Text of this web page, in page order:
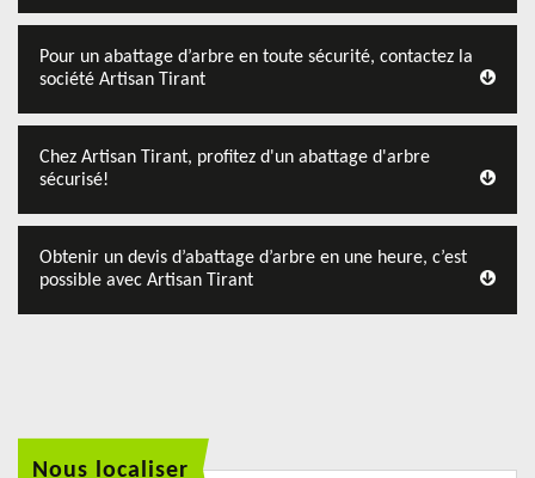
Pour un abattage d’arbre en toute sécurité, contactez la
société Artisan Tirant
Chez Artisan Tirant, profitez d'un abattage d'arbre
sécurisé!
Obtenir un devis d’abattage d’arbre en une heure, c’est
possible avec Artisan Tirant
Nous localiser